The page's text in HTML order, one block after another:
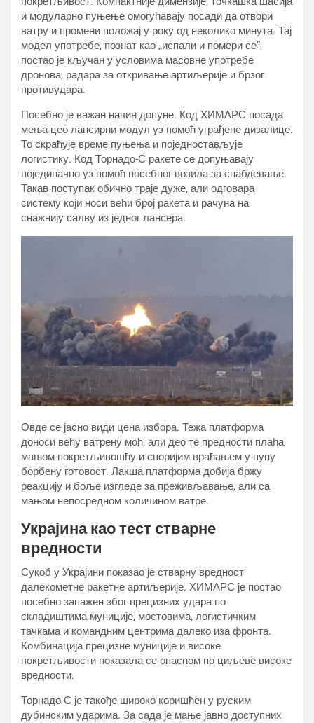
и модуларно пуњење омогућавају посади да отвори
ватру и промени положај у року од неколико минута. Тај
модел употребе, познат као „испали и помери се“,
постао је кључан у условима масовне употребе
дронова, радара за откривање артиљерије и брзог
противудара.
Посебно је важан начин допуне. Код ХИМАРС посада
мења цео лансирни модул уз помоћ уграђене дизалице.
То скраћује време пуњења и поједностављује
логистику. Код Торнадо-С ракете се допуњавају
појединачно уз помоћ посебног возила за снабдевање.
Такав поступак обично траје дуже, али одговара
систему који носи већи број ракета и рачуна на
снажнију салву из једног лансера.
Овде се јасно види цена избора. Тежа платформа
доноси већу ватрену моћ, али део те предности плаћа
мањом покретљивошћу и споријим враћањем у пуну
борбену готовост. Лакша платформа добија бржу
реакцију и боље изгледе за преживљавање, али са
мањом непосредном количином ватре.
Украјина као тест стварне
вредности
Сукоб у Украјини показао је стварну вредност
далекометне ракетне артиљерије. ХИМАРС је постао
посебно запажен због прецизних удара по
складиштима муниције, мостовима, логистичким
тачкама и командним центрима далеко иза фронта.
Комбинација прецизне муниције и високе
покретљивости показала се опасном по циљеве високе
вредности.
Торнадо-С је такође широко коришћен у руским
дубинским ударима. За сада је мање јавно доступних